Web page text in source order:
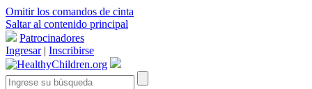
Omitir los comandos de cinta
Saltar al contenido principal
Patrocinadores
Ingresar| Inscribirse